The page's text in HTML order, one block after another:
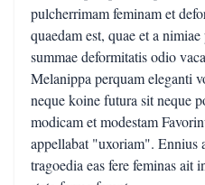
pulcherrimam feminam et
quaedam est, quae et a
summae deformitatis odio
Melanippa perquam eleganti
neque koine futura sit neque
modicam et modestam
appellabat "uxoriam". Ennius
tragoedia eas fere feminas ait